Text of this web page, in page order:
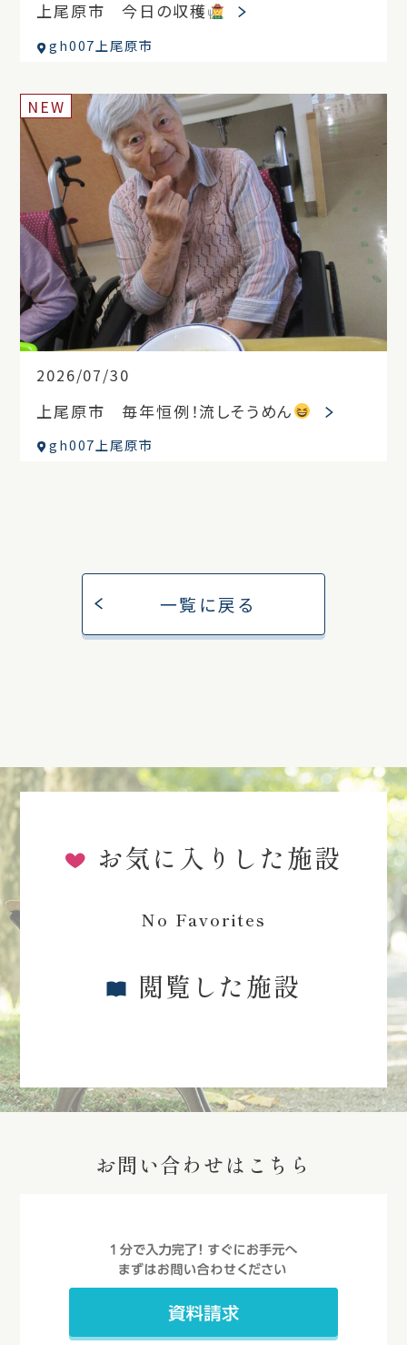
上尾原市 今日の収穫
gh007上尾原市
2026/07/30
NEW
上尾原市 毎年恒例！流しそうめん
gh007上尾原市
一覧に戻る
お気に入りした施設
No Favorites
閲覧した施設
お問い合わせはこちら